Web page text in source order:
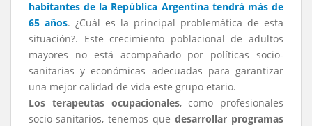
habitantes de la República Argentina tendrá más de
65 años. ¿Cuál es la principal problemática de esta
situación?. Este crecimiento poblacional de adultos
mayores no está acompañado por políticas socio-
sanitarias y económicas adecuadas para garantizar
una mejor calidad de vida este grupo etario.
Los terapeutas ocupacionales, como profesionales
socio-sanitarios, tenemos que desarrollar programas